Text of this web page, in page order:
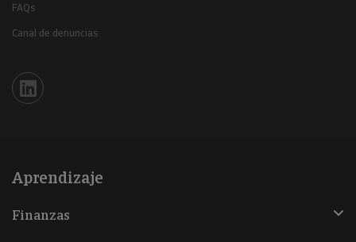
FAQs
Canal de denuncias
Iberinform en Linkedin
Aprendizaje
Finanzas